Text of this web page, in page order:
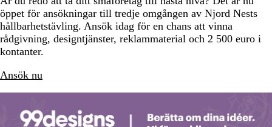
öppet för ansökningar till tredje omgången av Njord Nests
hållbarhetstävling. Ansök idag för en chans att vinna
rådgivning, designtjänster, reklammaterial och 2 500 euro i
kontanter.
Ansök nu